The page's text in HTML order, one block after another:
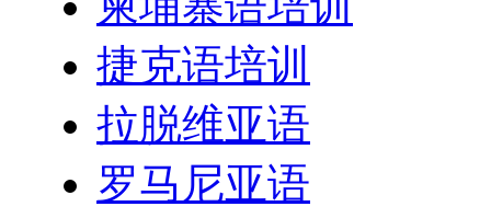
捷克语培训
拉脱维亚语
罗马尼亚语